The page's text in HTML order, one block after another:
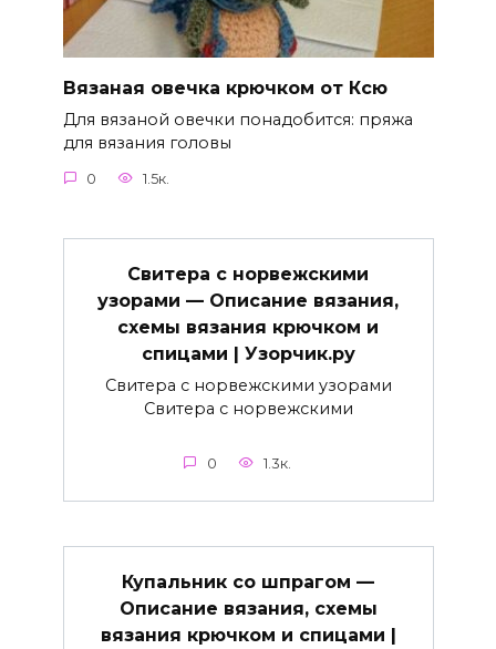
Вязаная овечка крючком от Ксю
Для вязаной овечки понадобится: пряжа
для вязания головы
0 1.5к.
Свитера с норвежскими
узорами — Описание вязания,
схемы вязания крючком и
спицами | Узорчик.ру
Свитера с норвежскими узорами
Свитера с норвежскими
0 1.3к.
Купальник со шпрагом —
Описание вязания, схемы
вязания крючком и спицами |